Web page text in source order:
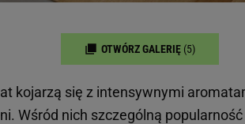
OTWÓRZ GALERIĘ (5)
kojarzą się z intensywnymi
Wśród nich szczególną